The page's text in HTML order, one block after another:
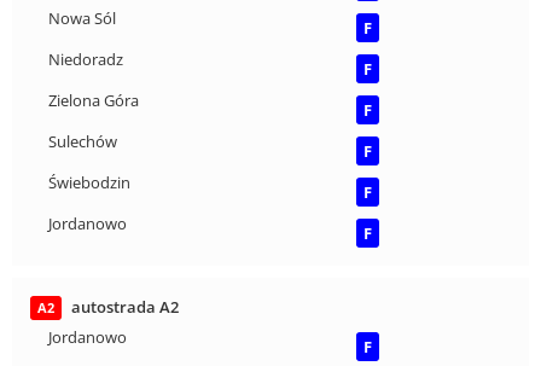
Nowa Sól
F
Niedoradz
F
Zielona Góra
F
Sulechów
F
Świebodzin
F
Jordanowo
F
A2
autostrada A2
Jordanowo
F